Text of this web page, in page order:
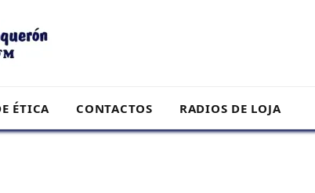
ÉTICA CONTACTOS RADIOS DE LOJA